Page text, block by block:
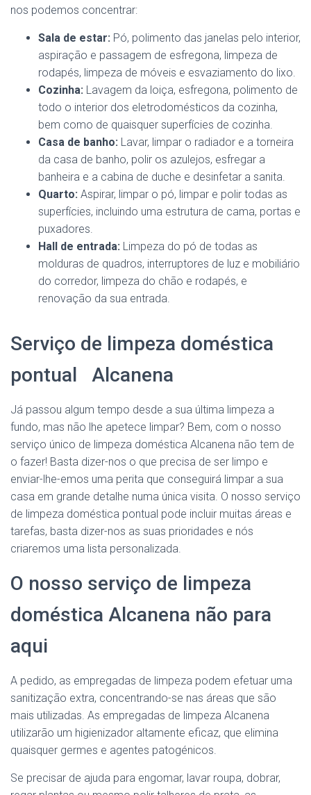
nos podemos concentrar:
Sala de estar: Pó, polimento das janelas pelo interior,
aspiração e passagem de esfregona, limpeza de
rodapés, limpeza de móveis e esvaziamento do lixo.
Cozinha: Lavagem da loiça, esfregona, polimento de
todo o interior dos eletrodomésticos da cozinha,
bem como de quaisquer superfícies de cozinha.
Casa de banho: Lavar, limpar o radiador e a torneira
da casa de banho, polir os azulejos, esfregar a
banheira e a cabina de duche e desinfetar a sanita.
Quarto: Aspirar, limpar o pó, limpar e polir todas as
superfícies, incluindo uma estrutura de cama, portas e
puxadores.
Hall de entrada: Limpeza do pó de todas as
molduras de quadros, interruptores de luz e mobiliário
do corredor, limpeza do chão e rodapés, e
renovação da sua entrada.
Serviço de limpeza doméstica
pontual Alcanena
Já passou algum tempo desde a sua última limpeza a
fundo, mas não lhe apetece limpar? Bem, com o nosso
serviço único de limpeza doméstica Alcanena não tem de
o fazer! Basta dizer-nos o que precisa de ser limpo e
enviar-lhe-emos uma perita que conseguirá limpar a sua
casa em grande detalhe numa única visita. O nosso serviço
de limpeza doméstica pontual pode incluir muitas áreas e
tarefas, basta dizer-nos as suas prioridades e nós
criaremos uma lista personalizada.
O nosso serviço de limpeza
doméstica Alcanena não para
aqui
A pedido, as empregadas de limpeza podem efetuar uma
sanitização extra, concentrando-se nas áreas que são
mais utilizadas. As empregadas de limpeza Alcanena
utilizarão um higienizador altamente eficaz, que elimina
quaisquer germes e agentes patogénicos.
Se precisar de ajuda para engomar, lavar roupa, dobrar,